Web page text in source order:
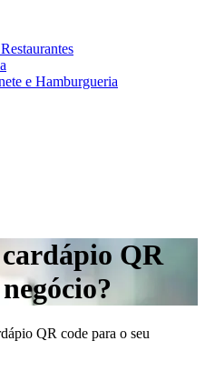
e Hamburgueria
QR
QR code para o seu